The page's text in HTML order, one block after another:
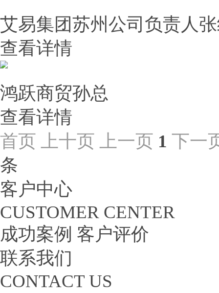
艾易集团苏州公司负责人
查看详情
鸿跃商贸孙总
查看详情
首页
上十页 上一页 1 下一
条
客户中心
CUSTOMER CENTER
成功案例 客户评价
联系我们
CONTACT US